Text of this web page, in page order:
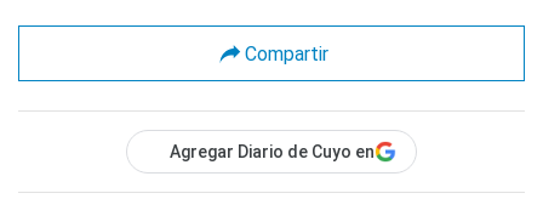
Compartir
Agregar Diario de Cuyo en